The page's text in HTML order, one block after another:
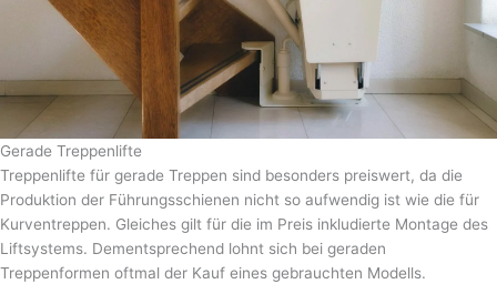
Gerade Treppenlifte
Treppenlifte für gerade Treppen sind besonders preiswert, da die
Produktion der Führungsschienen nicht so aufwendig ist wie die für
Kurventreppen. Gleiches gilt für die im Preis inkludierte Montage des
Liftsystems. Dementsprechend lohnt sich bei geraden
Treppenformen oftmal der Kauf eines gebrauchten Modells.